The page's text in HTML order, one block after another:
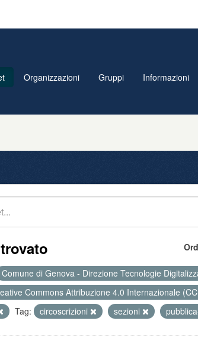
Organizzazioni Gruppi Informazioni
Comune di Genova - Direzione Tecnologie
Commons Attribuzione 4.0 Internazionale
Tag: circoscrizioni sezioni